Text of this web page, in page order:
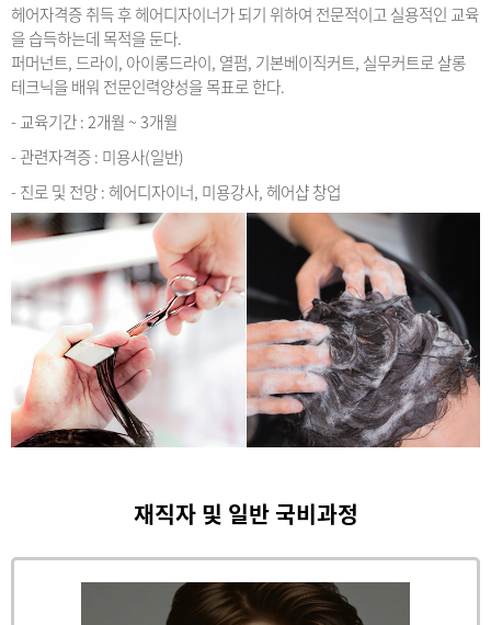
헤어자격증 취득 후 헤어디자이너가 되기 위하여 전문적이고 실용적인 교육
을 습득하는데 목적을 둔다.
퍼머넌트, 드라이, 아이롱드라이, 열펌, 기본베이직커트, 실무커트로 살롱
테크닉을 배워 전문인력양성을 목표로 한다.
- 교육기간 : 2개월 ~ 3개월
- 관련자격증 : 미용사(일반)
- 진로 및 전망 : 헤어디자이너, 미용강사, 헤어샵 창업
재직자 및 일반 국비과정